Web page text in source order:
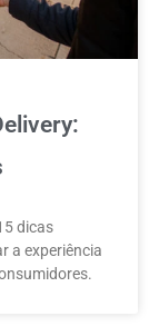
dicas
a experiência